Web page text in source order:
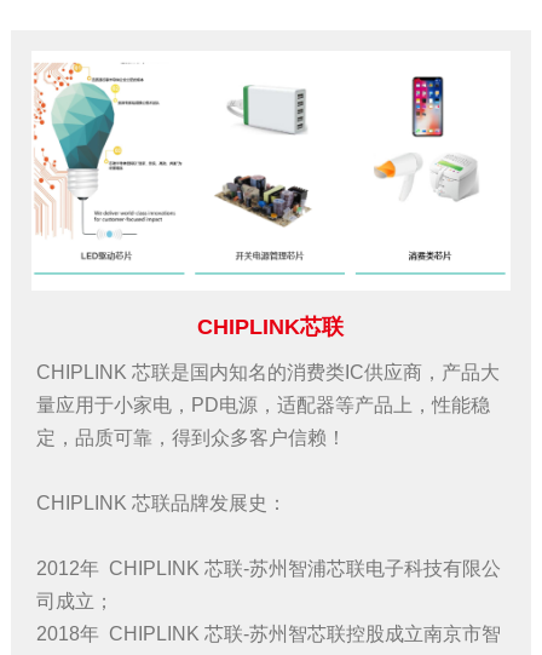
CHIPLINK芯联
CHIPLINK 芯联是国内知名的消费类IC供应商，产品大
量应用于小家电，PD电源，适配器等产品上，性能稳
定，品质可靠，得到众多客户信赖！
CHIPLINK 芯联品牌发展史：
2012年 CHIPLINK 芯联-苏州智浦芯联电子科技有限公
司成立；
2018年 CHIPLINK 芯联-苏州智芯联控股成立南京市智